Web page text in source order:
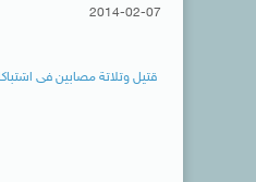
2014-02-07